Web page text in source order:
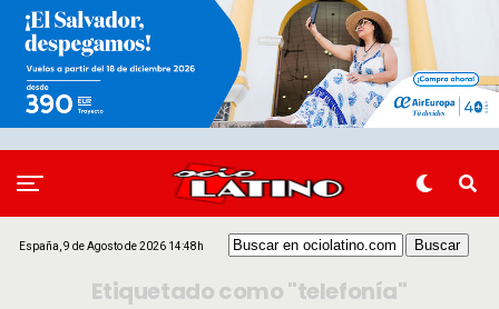
España, 9 de Agosto de 2026 14:48h
Etiquetado como "telefonía"